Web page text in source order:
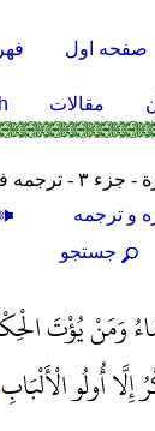
صفحه اول
مقالات
و ترجمه
جستجو
وَمَنْ يُؤْتَ
أُولُو الْأَلْبَابِ